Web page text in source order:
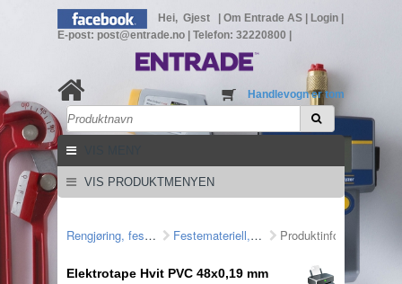
Hei, Gjest Om Entrade AS Login
E-post: post@entrade.no
Telefon: 32220800
Handlevogn er tom
VIS PRODUKTMENYEN
Rengjøring, feste mm Festemateriell, veggjennomføring Produktinformasjon
Elektrotape Hvit PVC 48x0,19 mm